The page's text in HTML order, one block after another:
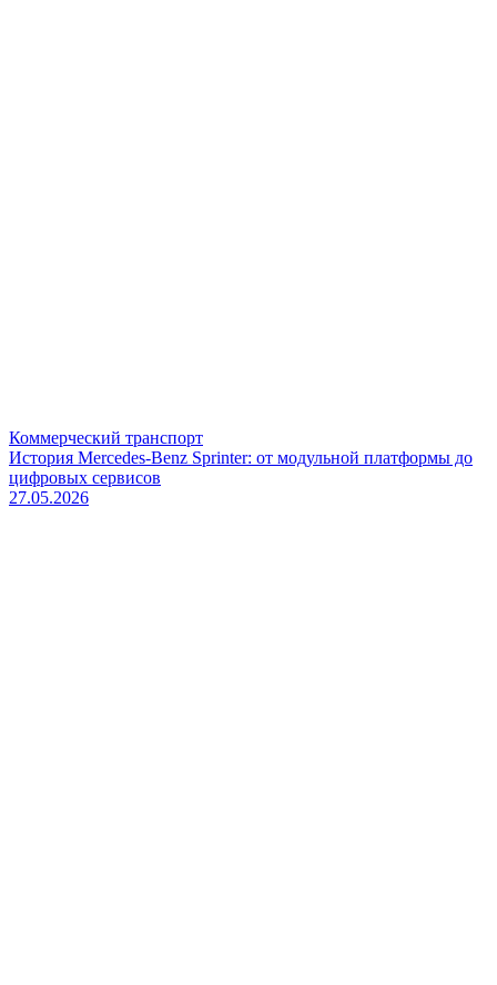
Коммерческий транспорт
История Mercedes-Benz Sprinter: от модульной платформы до
цифровых сервисов
27.05.2026